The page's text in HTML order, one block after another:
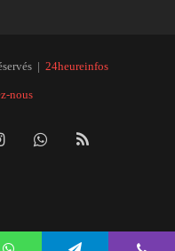
| 24heureinfos
nous
InstagramWhatsApp
RSS